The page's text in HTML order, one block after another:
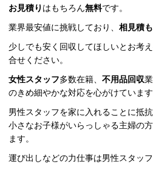
お見積り はもちろん無料です。
業界最安値に挑戦しており、 相見積
少しでも安く回収してほしいとお考
合せください。
女性スタッフ多数在籍、 不用品回収
のきめ細やかな対応を心がけています
男性スタッフを家に入れることに抵
小さなお子様がいらっしゃる主婦の
ます。
運び出しなどの力仕事は男性スタッフ